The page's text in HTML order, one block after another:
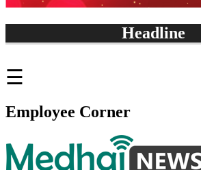
Headline
☰
Employee Corner